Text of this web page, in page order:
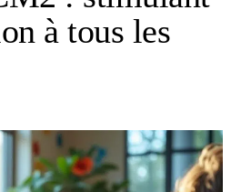
à tous les